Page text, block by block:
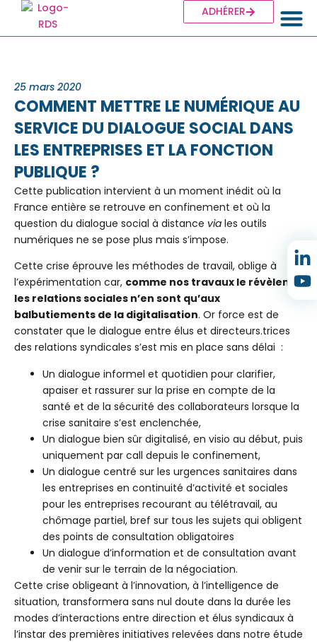
ADHÉRER
25 mars 2020
COMMENT METTRE LE NUMÉRIQUE AU
SERVICE DU DIALOGUE SOCIAL DANS
LES ENTREPRISES ET LA FONCTION
PUBLIQUE ?
Cette publication intervient à un moment inédit où la
France entière se retrouve en confinement et où la
question du dialogue social à distance via les outils
numériques ne se pose plus mais s’impose.
Cette crise éprouve les méthodes de travail, oblige à
l’expérimentation car, comme nos travaux le révèlent,
les relations sociales n’en sont qu’aux
balbutiements de la digitalisation. Or force est de
constater que le dialogue entre élus et directeurs.trices
des relations syndicales s’est mis en place sans délai :
Un dialogue informel et quotidien pour clarifier,
apaiser et rassurer sur la prise en compte de la
santé et de la sécurité des collaborateurs lorsque la
crise sanitaire s’est enclenchée,
Un dialogue bien sûr digitalisé, en visio au début, puis
uniquement par call depuis le confinement,
Un dialogue centré sur les urgences sanitaires dans
les entreprises en continuité d’activité et sociales
pour les entreprises recourant au télétravail, au
chômage partiel, bref sur tous les sujets qui obligent
des points de consultation obligatoires
Un dialogue d’information et de consultation avant
de venir sur le terrain de la négociation.
Cette crise obligeant à l’innovation, à l’intelligence de
situation, transformera sans nul doute dans la durée les
modes d’interactions entre direction et élus syndicaux à
l’instar des premières initiatives relevées dans notre étude